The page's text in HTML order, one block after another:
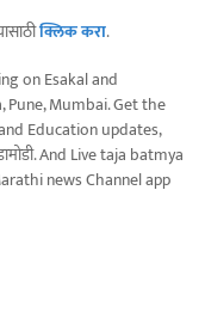
क्लिक करा.
on Esakal and
Pune, Mumbai. Get the
Education updates,
And Live taja batmya
news Channel app